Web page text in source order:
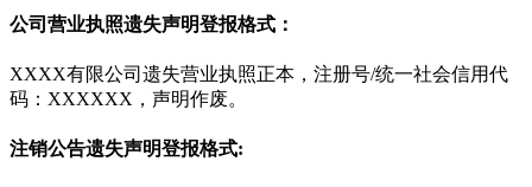
公司营业执照遗失声明登报格式：
XXXX有限公司遗失营业执照正本，注册号/统一社会信用代
码：XXXXXX，声明作废。
注销公告遗失声明登报格式: